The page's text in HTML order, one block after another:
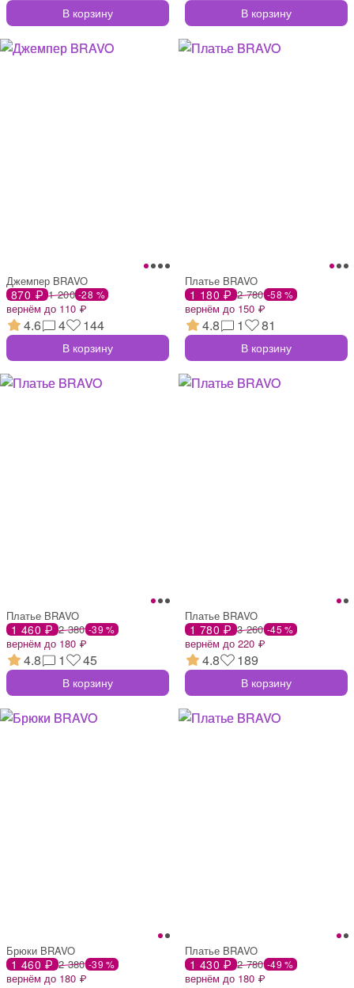
В корзину В корзину
Джемпер BRAVO
870 ₽ 1 200 -28 %
вернём до 110 ₽
4.6 4 144
В корзину
Платье BRAVO
1 180 ₽ 2 780 -58 %
вернём до 150 ₽
4.8 1 81
В корзину
Платье BRAVO
1 460 ₽ 2 380 -39 %
вернём до 180 ₽
4.8 1 45
В корзину
Платье BRAVO
1 780 ₽ 3 260 -45 %
вернём до 220 ₽
4.8 189
В корзину
Брюки BRAVO
1 460 ₽ 2 380 -39 %
вернём до 180 ₽
Платье BRAVO
1 430 ₽ 2 780 -49 %
вернём до 180 ₽